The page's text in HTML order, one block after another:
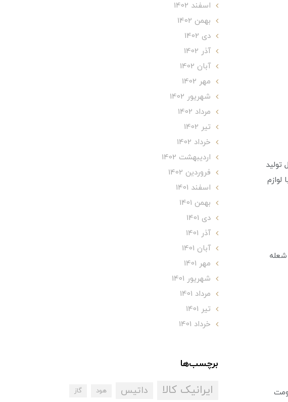
تولید
پنج شعله
اسفند 1402
بهمن 1402
دی 1402
آذر 1402
آبان 1402
مهر 1402
شهریور 1402
مرداد 1402
تير 1402
خرداد 1402
ارديبهشت 1402
فروردین 1402
اسفند 1401
بهمن 1401
دی 1401
آذر 1401
آبان 1401
مهر 1401
شهریور 1401
مرداد 1401
تير 1401
خرداد 1401
برچسب‌ها
ایرانیک کالا داتیس هود گاز